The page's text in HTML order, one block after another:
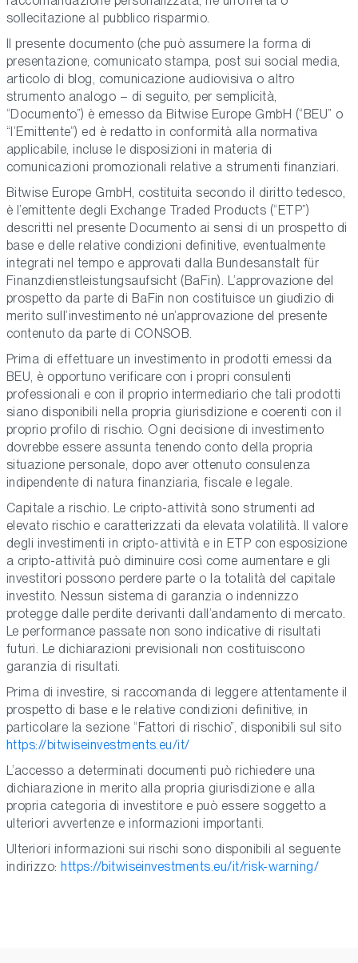
sollecitazione al pubblico risparmio.
Il presente documento (che può assumere la forma di
presentazione, comunicato stampa, post sui social media,
articolo di blog, comunicazione audiovisiva o altro
strumento analogo – di seguito, per semplicità,
“Documento”) è emesso da Bitwise Europe GmbH (“BEU” o
“l’Emittente”) ed è redatto in conformità alla normativa
applicabile, incluse le disposizioni in materia di
comunicazioni promozionali relative a strumenti finanziari.
Bitwise Europe GmbH, costituita secondo il diritto tedesco,
è l’emittente degli Exchange Traded Products (“ETP”)
descritti nel presente Documento ai sensi di un prospetto di
base e delle relative condizioni definitive, eventualmente
integrati nel tempo e approvati dalla Bundesanstalt für
Finanzdienstleistungsaufsicht (BaFin). L’approvazione del
prospetto da parte di BaFin non costituisce un giudizio di
merito sull’investimento né un’approvazione del presente
contenuto da parte di CONSOB.
Prima di effettuare un investimento in prodotti emessi da
BEU, è opportuno verificare con i propri consulenti
professionali e con il proprio intermediario che tali prodotti
siano disponibili nella propria giurisdizione e coerenti con il
proprio profilo di rischio. Ogni decisione di investimento
dovrebbe essere assunta tenendo conto della propria
situazione personale, dopo aver ottenuto consulenza
indipendente di natura finanziaria, fiscale e legale.
Capitale a rischio. Le cripto-attività sono strumenti ad
elevato rischio e caratterizzati da elevata volatilità. Il valore
degli investimenti in cripto-attività e in ETP con esposizione
a cripto-attività può diminuire così come aumentare e gli
investitori possono perdere parte o la totalità del capitale
investito. Nessun sistema di garanzia o indennizzo
protegge dalle perdite derivanti dall’andamento di mercato.
Le performance passate non sono indicative di risultati
futuri. Le dichiarazioni previsionali non costituiscono
garanzia di risultati.
Prima di investire, si raccomanda di leggere attentamente il
prospetto di base e le relative condizioni definitive, in
particolare la sezione “Fattori di rischio”, disponibili sul sito
https://bitwiseinvestments.eu/it/
L’accesso a determinati documenti può richiedere una
dichiarazione in merito alla propria giurisdizione e alla
propria categoria di investitore e può essere soggetto a
ulteriori avvertenze e informazioni importanti.
Ulteriori informazioni sui rischi sono disponibili al seguente
indirizzo:https://bitwiseinvestments.eu/it/risk-warning/